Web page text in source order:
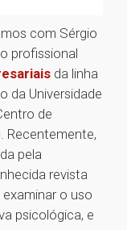
com Sérgio
profissional
da linha
da Universidade
de
Recentemente,
pela
revista
o uso
psicológica, e